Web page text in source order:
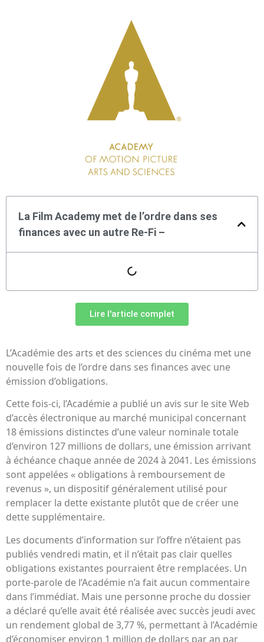
La Film Academy met de l’ordre dans ses
finances avec un autre Re-Fi –
Lire l'article complet
L’Académie des arts et des sciences du cinéma met une
nouvelle fois de l’ordre dans ses finances avec une
émission d’obligations.
Cette fois-ci, l’Académie a publié un avis sur le site Web
d’accès électronique au marché municipal concernant
18 émissions distinctes d’une valeur nominale totale
d’environ 127 millions de dollars, une émission arrivant
à échéance chaque année de 2024 à 2041. Les émissions
sont appelées « obligations à remboursement de
revenus », un dispositif généralement utilisé pour
remplacer la dette existante plutôt que de créer une
dette supplémentaire.
Les documents d’information sur l’offre n’étaient pas
publiés vendredi matin, et il n’était pas clair quelles
obligations existantes pourraient être remplacées. Un
porte-parole de l’Académie n’a fait aucun commentaire
dans l’immédiat. Mais une personne proche du dossier
a déclaré qu’elle avait été réalisée avec succès jeudi avec
un rendement global de 3,77 %, permettant à l’Académie
d’économiser environ 1 million de dollars par an par